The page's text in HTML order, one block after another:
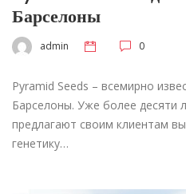
Барселоны
admin 0
Pyramid Seeds – всемирно
Барселоны. Уже более десяти
предлагают своим клиентам
генетику…